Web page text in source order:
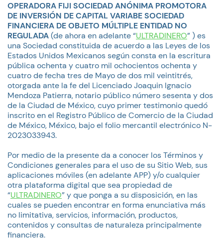
OPERADORA FIJI SOCIEDAD ANÓNIMA PROMOTORA
DE INVERSIÓN DE CAPITAL VARIABE SOCIEDAD
FINANCIERA DE OBJETO MÚLTIPLE ENTIDAD NO
REGULADA(de ahora en adelante “ULTRADINERO” ) es
una Sociedad constituida de acuerdo a las Leyes de los
Estados Unidos Mexicanos según consta en la escritura
pública ochenta y cuatro mil ochocientos ochenta y
cuatro de fecha tres de Mayo de dos mil veintitrés,
otorgada ante la fe del Licenciado Joaquin Ignacio
Mendoza Patierra, notario público número sesenta y dos
de la Ciudad de México, cuyo primer testimonio quedó
inscrito en el Registro Público de Comercio de la Ciudad
de México, México, bajo el folio mercantil electrónico N-
2023033943.
Por medio de la presente da a conocer los Términos y
Condiciones generales para el uso de su Sitio Web, sus
aplicaciones móviles (en adelante APP) y/o cualquier
otra plataforma digital que sea propiedad de
“ULTRADINERO” y que ponga a su disposición, en las
cuales se pueden encontrar en forma enunciativa más
no limitativa, servicios, información, productos,
contenidos y consultas de naturaleza principalmente
financiera.